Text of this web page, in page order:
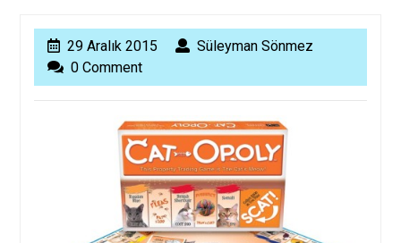
29 Aralık 2015
2015
Süleyman Sönmez
0 Comment